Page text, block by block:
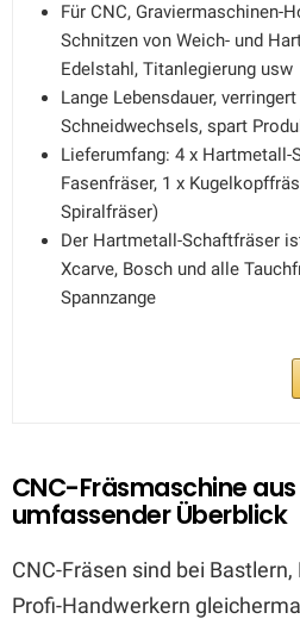
Für CNC, Graviermaschinen-
Schnitzen von Weich- und
Edelstahl, Titanlegierung usw
Lange Lebensdauer,
Schneidwechsels, spart
Lieferumfang: 4 x Hartmetall-
Fasenfräser, 1 x
Spiralfräser)
Der Hartmetall-Schaftfräser
Xcarve, Bosch und alle
Spannzange
CNC-Fräsmaschine aus
umfassender Überblick
CNC-Fräsen sind bei
Profi-Handwerkern